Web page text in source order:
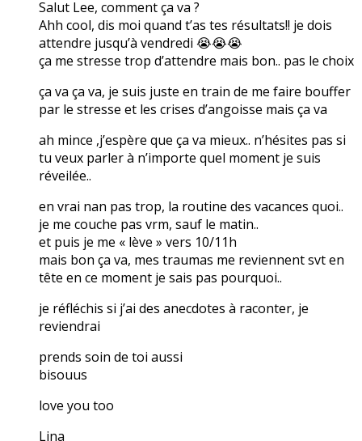
Salut Lee, comment ça va ?
Ahh cool, dis moi quand t’as tes résultats!! je dois
attendre jusqu’à vendredi 😭😭😭
ça me stresse trop d’attendre mais bon.. pas le choix
ça va ça va, je suis juste en train de me faire bouffer
par le stresse et les crises d’angoisse mais ça va
ah mince ,j’espère que ça va mieux.. n’hésites pas si
tu veux parler à n’importe quel moment je suis
réveilée..
en vrai nan pas trop, la routine des vacances quoi..
je me couche pas vrm, sauf le matin..
et puis je me « lève » vers 10/11h
mais bon ça va, mes traumas me reviennent svt en
tête en ce moment je sais pas pourquoi..
je réfléchis si j’ai des anecdotes à raconter, je
reviendrai
prends soin de toi aussi
bisouus
love you too
Lina